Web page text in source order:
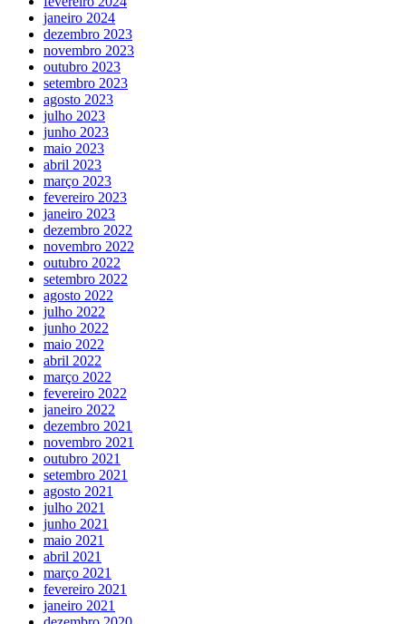
janeiro 2024
dezembro 2023
novembro 2023
outubro 2023
setembro 2023
agosto 2023
julho 2023
junho 2023
maio 2023
abril 2023
março 2023
fevereiro 2023
janeiro 2023
dezembro 2022
novembro 2022
outubro 2022
setembro 2022
agosto 2022
julho 2022
junho 2022
maio 2022
abril 2022
março 2022
fevereiro 2022
janeiro 2022
dezembro 2021
novembro 2021
outubro 2021
setembro 2021
agosto 2021
julho 2021
junho 2021
maio 2021
abril 2021
março 2021
fevereiro 2021
janeiro 2021